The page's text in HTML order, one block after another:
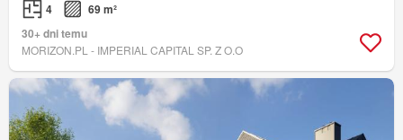
4
69 m²
30+ dni temu
MORIZON.PL - IMPERIAL CAPITAL SP. Z O.O